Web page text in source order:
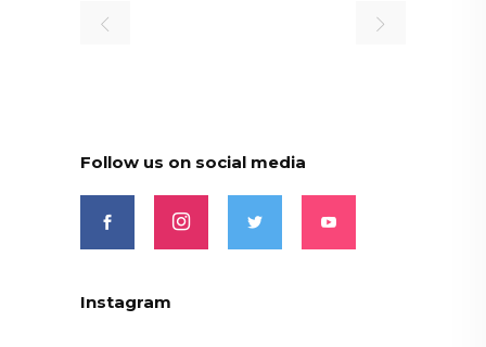
Follow us on social media
Instagram